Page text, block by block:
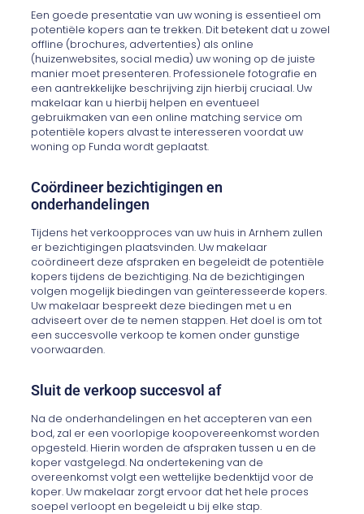
Een goede presentatie van uw woning is essentieel om
potentiële kopers aan te trekken. Dit betekent dat u zowel
offline (brochures, advertenties) als online
(huizenwebsites, social media) uw woning op de juiste
manier moet presenteren. Professionele fotografie en
een aantrekkelijke beschrijving zijn hierbij cruciaal. Uw
makelaar kan u hierbij helpen en eventueel
gebruikmaken van een online matching service om
potentiële kopers alvast te interesseren voordat uw
woning op Funda wordt geplaatst.
Coördineer bezichtigingen en
onderhandelingen
Tijdens het verkoopproces van uw huis in Arnhem zullen
er bezichtigingen plaatsvinden. Uw makelaar
coördineert deze afspraken en begeleidt de potentiële
kopers tijdens de bezichtiging. Na de bezichtigingen
volgen mogelijk biedingen van geïnteresseerde kopers.
Uw makelaar bespreekt deze biedingen met u en
adviseert over de te nemen stappen. Het doel is om tot
een succesvolle verkoop te komen onder gunstige
voorwaarden.
Sluit de verkoop succesvol af
Na de onderhandelingen en het accepteren van een
bod, zal er een voorlopige koopovereenkomst worden
opgesteld. Hierin worden de afspraken tussen u en de
koper vastgelegd. Na ondertekening van de
overeenkomst volgt een wettelijke bedenktijd voor de
koper. Uw makelaar zorgt ervoor dat het hele proces
soepel verloopt en begeleidt u bij elke stap.